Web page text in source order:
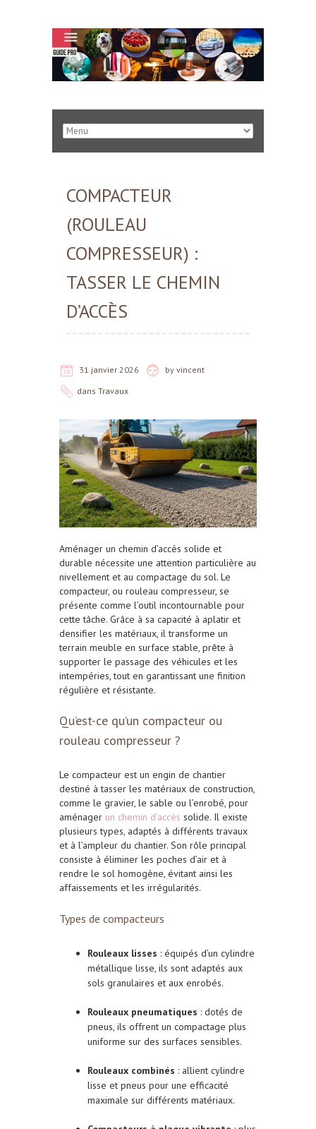
COMPACTEUR
(ROULEAU
COMPRESSEUR) :
TASSER LE CHEMIN
D’ACCÈS
31 janvier 2026 by vincent
dans Travaux
Aménager un chemin d’accès solide et
durable nécessite une attention particulière au
nivellement et au compactage du sol. Le
compacteur, ou rouleau compresseur, se
présente comme l’outil incontournable pour
cette tâche. Grâce à sa capacité à aplatir et
densifier les matériaux, il transforme un
terrain meuble en surface stable, prête à
supporter le passage des véhicules et les
intempéries, tout en garantissant une finition
régulière et résistante.
Qu’est-ce qu’un compacteur ou
rouleau compresseur ?
Le compacteur est un engin de chantier
destiné à tasser les matériaux de construction,
comme le gravier, le sable ou l’enrobé, pour
aménager un chemin d’accès solide. Il existe
plusieurs types, adaptés à différents travaux
et à l’ampleur du chantier. Son rôle principal
consiste à éliminer les poches d’air et à
rendre le sol homogène, évitant ainsi les
affaissements et les irrégularités.
Types de compacteurs
Rouleaux lisses : équipés d’un cylindre
métallique lisse, ils sont adaptés aux
sols granulaires et aux enrobés.
Rouleaux pneumatiques : dotés de
pneus, ils offrent un compactage plus
uniforme sur des surfaces sensibles.
Rouleaux combinés : allient cylindre
lisse et pneus pour une efficacité
maximale sur différents matériaux.